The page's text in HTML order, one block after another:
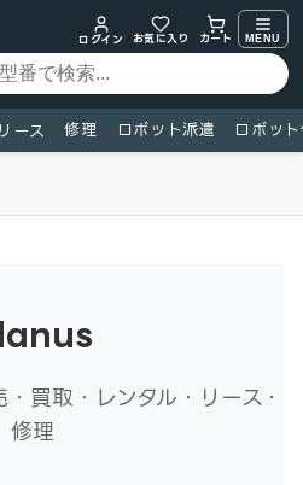
ログイン
お気に入り カート MENU
リース 修理 ロボット派遣 ロボッ
買取・レンタル・リース・
修理